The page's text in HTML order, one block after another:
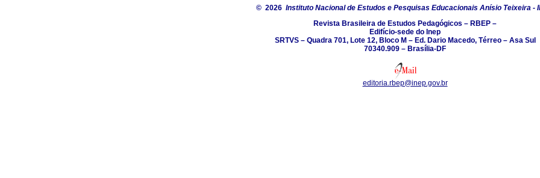
© 2026 Instituto Nacional de Estudos e Pesquisas Educacionais Anísio Teixeira -
Revista Brasileira de Estudos Pedagógicos – RBEP –
Edifício-sede do Inep
SRTVS – Quadra 701, Lote 12, Bloco M – Ed. Dario Macedo, Térreo – Asa Sul
70340.909 – Brasília-DF
editoria.rbep@inep.gov.br